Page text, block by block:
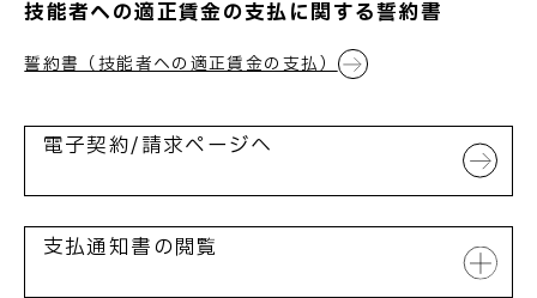
技能者への適正賃金の支払に関する誓約書
誓約書（技能者への適正賃金の支払）
電子契約/請求ページへ
支払通知書の閲覧